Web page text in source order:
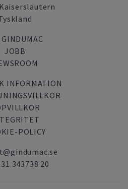
JOBB
INFORMATION
POLICY
343738 20